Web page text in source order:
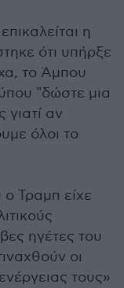
η
ότι υπήρξε
το Άμπου
"δώστε μια
γιατί αν
όλοι το
Τραμπ είχε
ηγέτες του
οι
τους»